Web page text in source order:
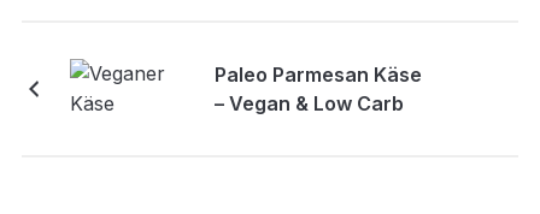
Paleo Parmesan Käse
– Vegan & Low Carb